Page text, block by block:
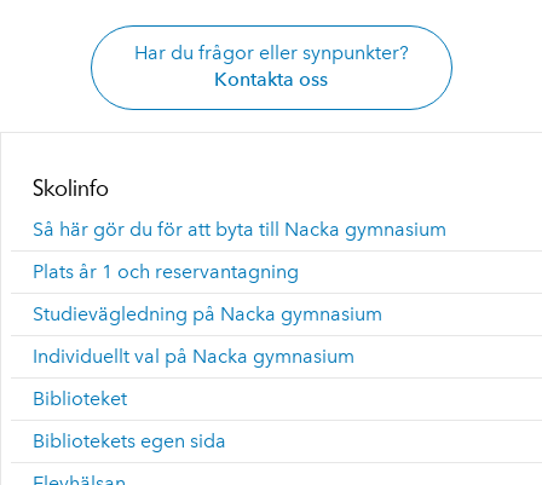
Har du frågor eller synpunkter?
Kontakta oss
Skolinfo
Så här gör du för att byta till Nacka gymnasium
Plats år 1 och reservantagning
Studievägledning på Nacka gymnasium
Individuellt val på Nacka gymnasium
Biblioteket
Bibliotekets egen sida